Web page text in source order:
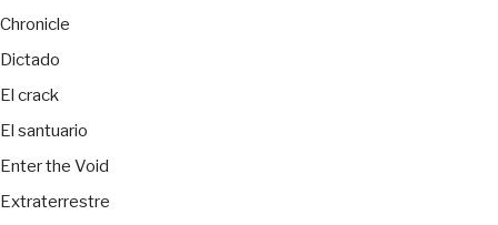
Chronicle
Dictado
El crack
El santuario
Enter the Void
Extraterrestre